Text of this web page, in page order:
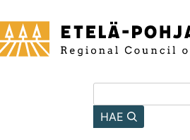
HAE